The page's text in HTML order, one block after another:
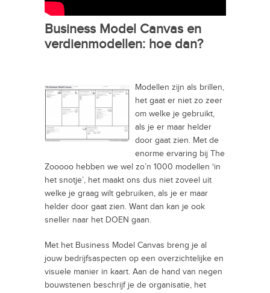
Business Model Canvas en
verdienmodellen: hoe dan?
Modellen zijn als brillen,
het gaat er niet zo zeer
om welke je gebruikt,
als je er maar helder
door gaat zien. Met de
enorme ervaring bij The
Zooooo hebben we wel zo’n 1000 modellen ‘in
het snotje’, het maakt ons dus niet zoveel uit
welke je graag wilt gebruiken, als je er maar
helder door gaat zien. Want dan kan je ook
sneller naar het DOEN gaan.
Met het Business Model Canvas breng je al
jouw bedrijfsaspecten op een overzichtelijke en
visuele manier in kaart. Aan de hand van negen
bouwstenen beschrijf je de organisatie, het